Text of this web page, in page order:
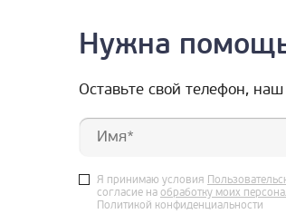
Нужна
Оставьте свой телефон,
Я принимаю условия
согласие на обработку моих
Политикой конфиденциальности